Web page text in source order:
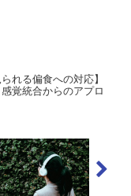
れる偏食への対応】
覚統合からのアプロ